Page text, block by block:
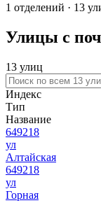
1 отделений · 13
Улицы с
13 улиц
Индекс
Тип
Название
649218
ул
Алтайская
649218
ул
Горная